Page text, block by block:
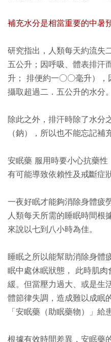
補充水分是相當重要的中暑
研究指出，人類每天約流失
五公升；因呼吸、體表排
升； 排便約一○○毫升），
攝取超過二．五公升的水分。
除此之外，排汗時除了水分
（鈉），所以也不能忘記補
安眠藥 服用時要小心抗藥性
有可能導致依賴性及戒斷症
一夜好眠才能夠消除身體疲勞
人類每天所需的睡眠時間根
來說以七到八小時為佳。
睡眠之所以能幫助消除身體
眠中處休眠狀態， 此時肌
緩。但當壓力過大、或是生
體節律失調，造成難以成眠
「安眠藥（助眠藥物）」給
根據有效時間差異，安眠藥